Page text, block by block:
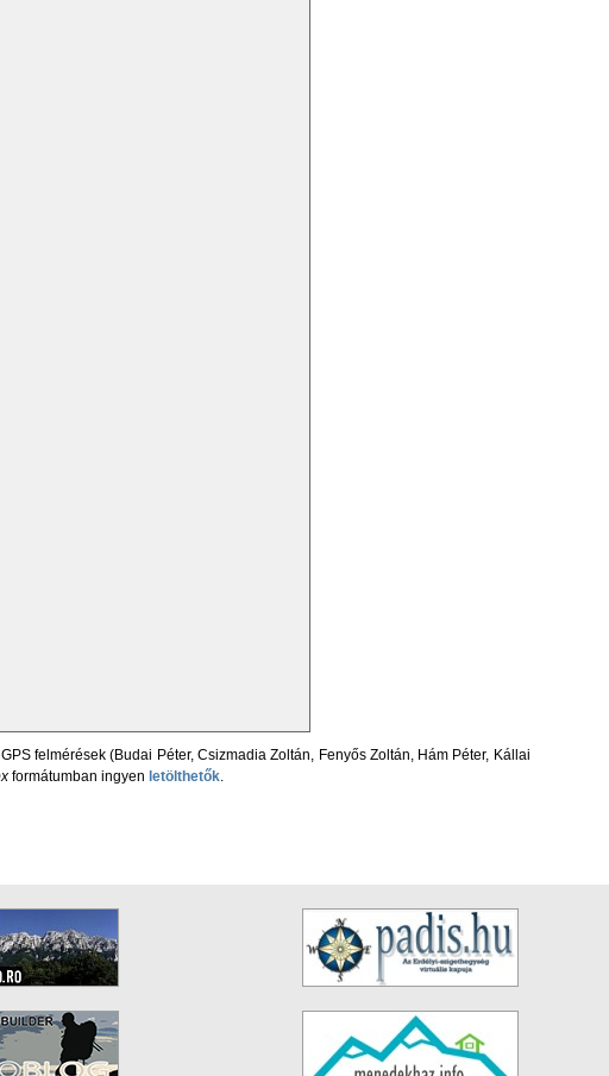
felmérések (Budai Péter, Csizmadia Zoltán, Fenyős Zoltán, Hám Péter, Kállai
formátumban ingyenletölthetők.